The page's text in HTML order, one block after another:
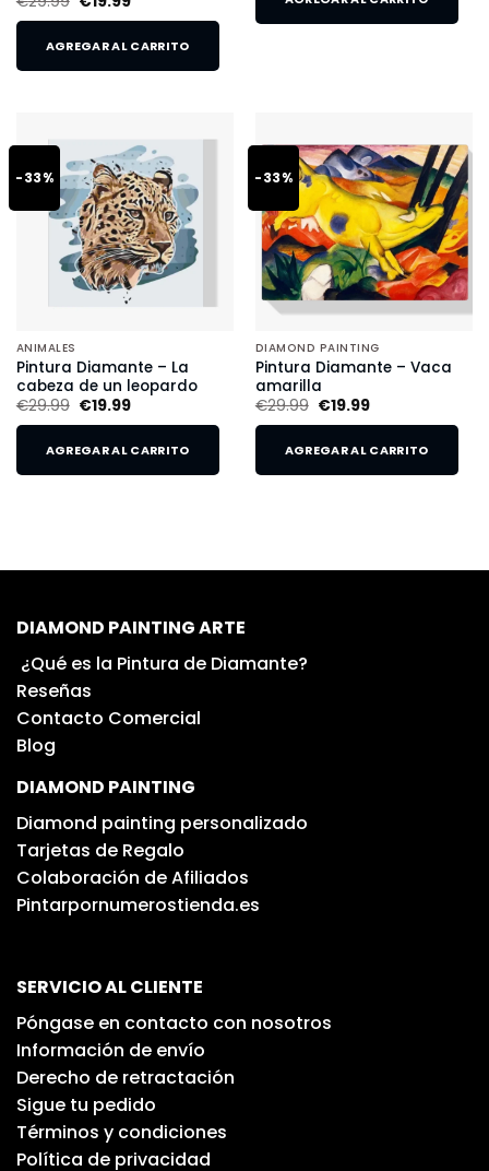
AGREGAR AL CARRITO
-33%
ANIMALES
Pintura Diamante – La
cabeza de un leopardo
€29.99 €19.99
AGREGAR AL CARRITO
-33%
DIAMOND PAINTING
Pintura Diamante – Vaca
amarilla
€29.99 €19.99
AGREGAR AL CARRITO
DIAMOND PAINTING ARTE
¿Qué es la Pintura de Diamante?
Reseñas
Contacto Comercial
Blog
DIAMOND PAINTING
Diamond painting personalizado
Tarjetas de Regalo
Colaboración de Afiliados
Pintarpornumerostienda.es
SERVICIO AL CLIENTE
Póngase en contacto con nosotros
Información de envío
Derecho de retractación
Sigue tu pedido
Términos y condiciones
Política de privacidad